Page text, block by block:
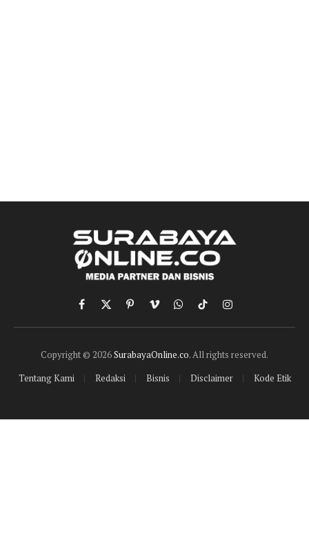
Facebook
X
(Twitter)
PinterestVimeoWhatsApp
TikTokInstagram
Copyright © 2026SurabayaOnline.co. All rights reserved.
Tentang Kami
Redaksi Bisnis Disclaimer Kode Etik